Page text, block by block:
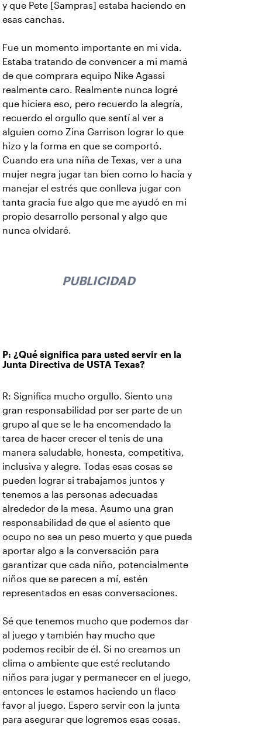
y que Pete [Sampras] estaba haciendo en
esas canchas.
Fue un momento importante en mi vida.
Estaba tratando de convencer a mi mamá
de que comprara equipo Nike Agassi
realmente caro. Realmente nunca logré
que hiciera eso, pero recuerdo la alegría,
recuerdo el orgullo que sentí al ver a
alguien como Zina Garrison lograr lo que
hizo y la forma en que se comportó.
Cuando era una niña de Texas, ver a una
mujer negra jugar tan bien como lo hacía y
manejar el estrés que conlleva jugar con
tanta gracia fue algo que me ayudó en mi
propio desarrollo personal y algo que
nunca olvidaré.
PUBLICIDAD
P: ¿Qué significa para usted servir en la
Junta Directiva de USTA Texas?
R: Significa mucho orgullo. Siento una
gran responsabilidad por ser parte de un
grupo al que se le ha encomendado la
tarea de hacer crecer el tenis de una
manera saludable, honesta, competitiva,
inclusiva y alegre. Todas esas cosas se
pueden lograr si trabajamos juntos y
tenemos a las personas adecuadas
alrededor de la mesa. Asumo una gran
responsabilidad de que el asiento que
ocupo no sea un peso muerto y que pueda
aportar algo a la conversación para
garantizar que cada niño, potencialmente
niños que se parecen a mí, estén
representados en esas conversaciones.
Sé que tenemos mucho que podemos dar
al juego y también hay mucho que
podemos recibir de él. Si no creamos un
clima o ambiente que esté reclutando
niños para jugar y permanecer en el juego,
entonces le estamos haciendo un flaco
favor al juego. Espero servir con la junta
para asegurar que logremos esas cosas.